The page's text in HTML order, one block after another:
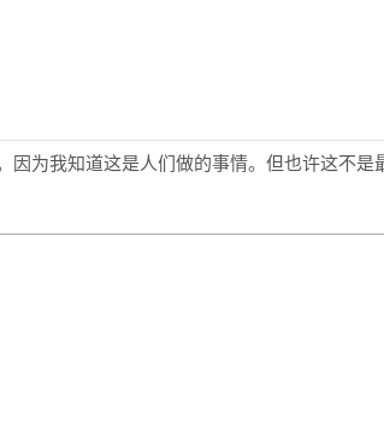
因为我知道这是人们做的事情。但也许这不